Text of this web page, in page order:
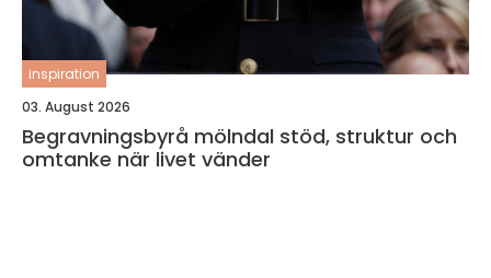
inspiration
03. August 2026
Begravningsbyrå mölndal stöd, struktur och
omtanke när livet vänder